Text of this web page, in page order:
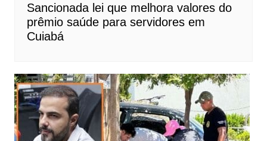
Sancionada lei que melhora valores do
prêmio saúde para servidores em
Cuiabá